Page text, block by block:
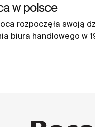
w polsce
rozpoczęła swoją
biura handlowego w